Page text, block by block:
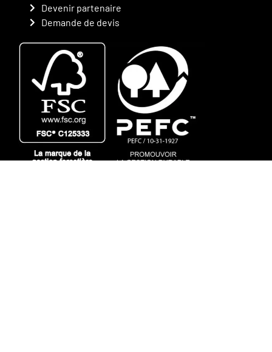
Devenir partenaire
Demande de devis